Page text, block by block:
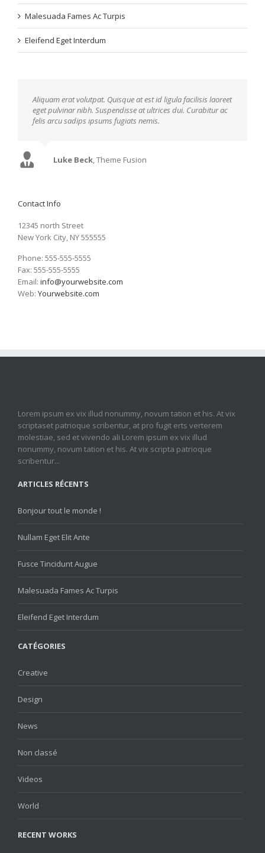
Malesuada Fames Ac Turpis
Eleifend Eget Interdum
Aliquam erat volutpat. Quisque at est id ligula facilisis laoreet
eget pulvinar nibh. Suspendisse at ultrices dui. Curabitur ac
felis arcu sadips ipsums fugiats nemis.
Luke Beck,Theme Fusion
Contact Info
12345 north Street
New York City, NY 555555
Phone: 555-555-5555
Fax: 555-555-5555
Email: info@yourwebsite.com
Web: Yourwebsite.com
Lorem ipsum ex vix illud nonummy, novum tation et his. At vix
scriptaset patrioque scribentur, at pro fugit erts verterem
molestiae, sed et vivendo ali Lorem ipsum ex vix illud
nonummy, novum tation et his. At vix scripta patrioque
scribentur...
ARTICLES RÉCENTS
Bonjour tout le monde !
Nullam Eget Elit Ante
Fusce Tincidunt Augue
Malesuada Fames Ac Turpis
Eleifend Eget Interdum
CATÉGORIES
Creative
Design
News
Non classé
Videos
World
RECENT WORKS